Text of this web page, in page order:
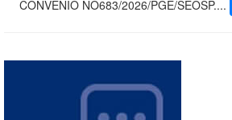
CONVENIO NO683/2026/PGE/SEOSP....